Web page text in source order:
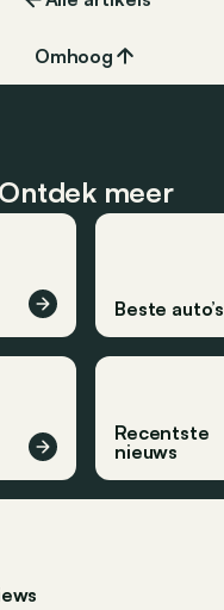
Omhoog
Ontdek meer
Beste auto’s
Recentste
nieuws